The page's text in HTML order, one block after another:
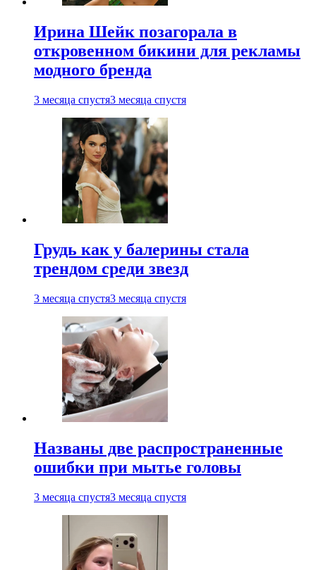
Ирина Шейк позагорала в
откровенном бикини для рекламы
модного бренда
3 месяца спустя3 месяца спустя
Грудь как у балерины стала
трендом среди звезд
3 месяца спустя3 месяца спустя
Названы две распространенные
ошибки при мытье головы
3 месяца спустя3 месяца спустя